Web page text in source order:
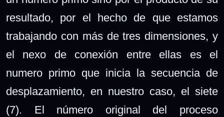
resultado, por el hecho de que estamos
trabajando con más de tres dimensiones, y
el nexo de conexión entre ellas es el
numero primo que inicia la secuencia de
desplazamiento, en nuestro caso, el siete
(7). El número original del proceso